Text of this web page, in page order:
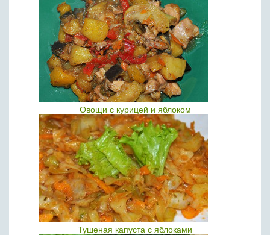
Овощи с курицей и яблоком
Тушеная капуста с яблоками